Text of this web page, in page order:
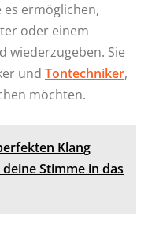
ermöglichen,
oder einem
wiederzugeben. Sie
und Tontechniker,
möchten.
Klang
Stimme in das